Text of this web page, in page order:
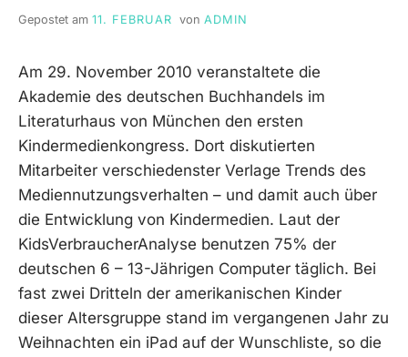
Gepostet am 11. FEBRUAR von ADMIN
Am 29. November 2010 veranstaltete die
Akademie des deutschen Buchhandels im
Literaturhaus von München den ersten
Kindermedienkongress. Dort diskutierten
Mitarbeiter verschiedenster Verlage Trends des
Mediennutzungsverhalten – und damit auch über
die Entwicklung von Kindermedien. Laut der
KidsVerbraucherAnalyse benutzen 75% der
deutschen 6 – 13-Jährigen Computer täglich. Bei
fast zwei Dritteln der amerikanischen Kinder
dieser Altersgruppe stand im vergangenen Jahr zu
Weihnachten ein iPad auf der Wunschliste, so die